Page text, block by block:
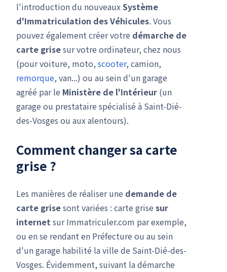
l'introduction du nouveauxSystème
d'Immatriculation des Véhicules. Vous
pouvez également créer votre démarche de
carte grisesur votre ordinateur, chez nous
(pour voiture, moto, scooter, camion,
remorque, van...) ou au sein d'un garage
agréé par le Ministère de l'Intérieur (un
garage ou prestataire spécialisé à Saint-Dié-
des-Vosges ou aux alentours).
Comment changer sa carte
grise ?
Les manières de réaliser une demande de
carte grisesont variées : carte grise sur
internetsur Immatriculer.com par exemple,
ou en se rendant en Préfecture ou au sein
d'un garage habilité la ville de Saint-Dié-des-
Vosges. Évidemment, suivant la démarche